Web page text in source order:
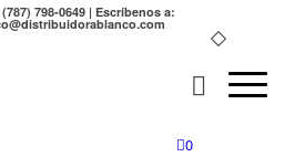
798-0649 | Escríbenos a:
0